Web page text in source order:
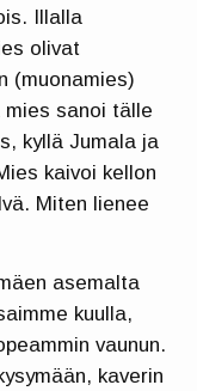
Illalla
olivat
(muonamies)
sanoi tälle
kyllä Jumala ja
kaivoi kellon
Miten lienee
asemalta
kuulla,
vaunun.
kaverin